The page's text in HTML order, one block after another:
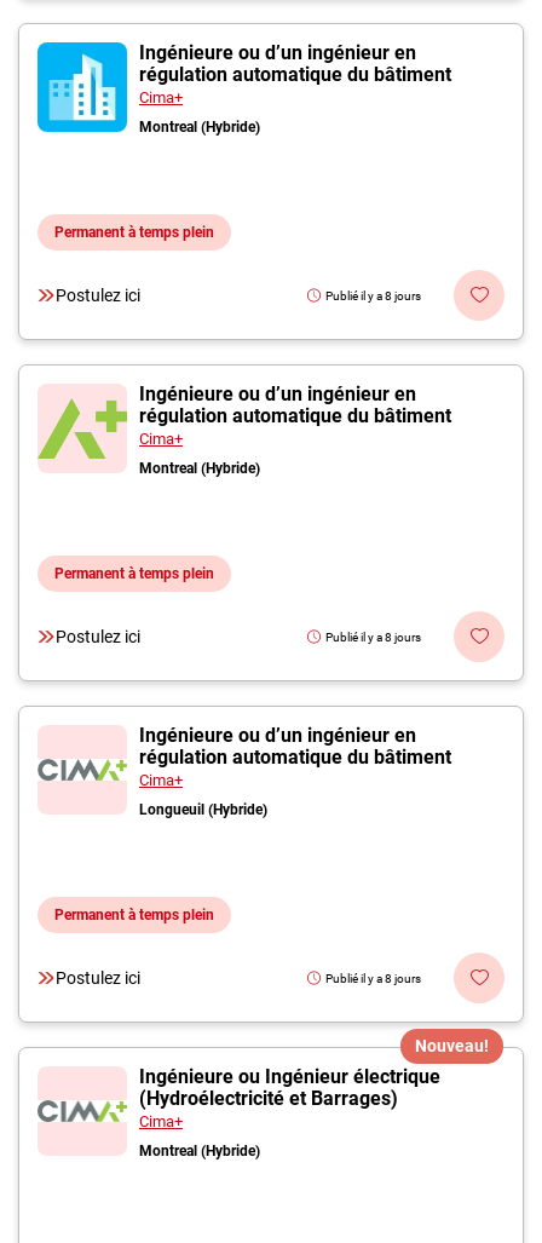
Ingénieure ou d’un ingénieur en
régulation automatique du bâtiment
Cima+
Montreal (Hybride)
Permanent à temps plein
Postulez ici Publié il y a 8 jours
Ingénieure ou d’un ingénieur en
régulation automatique du bâtiment
Cima+
Montreal (Hybride)
Permanent à temps plein
Postulez ici Publié il y a 8 jours
Ingénieure ou d’un ingénieur en
régulation automatique du bâtiment
Cima+
Longueuil (Hybride)
Permanent à temps plein
Postulez ici Publié il y a 8 jours
Nouveau!
Ingénieure ou Ingénieur électrique
(Hydroélectricité et Barrages)
Cima+
Montreal (Hybride)